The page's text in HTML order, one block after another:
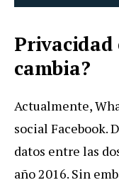
Privacidad
cambia?
Actualmente,
social Facebook.
datos entre las
año 2016. Sin